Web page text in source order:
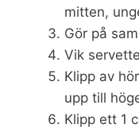
mitten,
Gör på
Vik
Klipp av
upp till
Klipp ett 1